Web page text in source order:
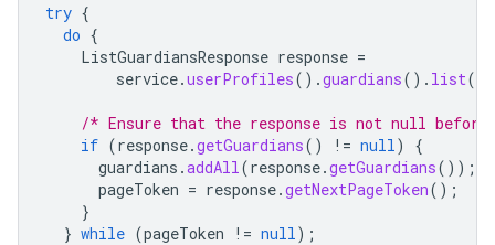
try {
do {
ListGuardiansResponse response =
service.userProfiles().guardians(). list(
/* Ensure that the response is not null
if (response.getGuardians() != null )
{
guardians .addAll (response.getGuardians());
pageToken = response.getNextPageToken();
}
} while (pageToken != null );